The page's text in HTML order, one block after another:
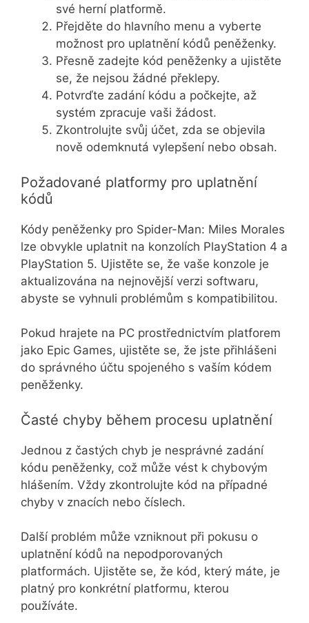
své herní platformě.
Přejděte do hlavního menu a vyberte
možnost pro uplatnění kódů peněženky.
Přesně zadejte kód peněženky a ujistěte
se, že nejsou žádné překlepy.
Potvrďte zadání kódu a počkejte, až
systém zpracuje vaši žádost.
Zkontrolujte svůj účet, zda se objevila
nově odemknutá vylepšení nebo obsah.
Požadované platformy pro uplatnění
kódů
Kódy peněženky pro Spider-Man: Miles Morales
lze obvykle uplatnit na konzolích PlayStation 4 a
PlayStation 5. Ujistěte se, že vaše konzole je
aktualizována na nejnovější verzi softwaru,
abyste se vyhnuli problémům s kompatibilitou.
Pokud hrajete na PC prostřednictvím platforem
jako Epic Games, ujistěte se, že jste přihlášeni
do správného účtu spojeného s vaším kódem
peněženky.
Časté chyby během procesu uplatnění
Jednou z častých chyb je nesprávné zadání
kódu peněženky, což může vést k chybovým
hlášením. Vždy zkontrolujte kód na případné
chyby v znacích nebo číslech.
Další problém může vzniknout při pokusu o
uplatnění kódů na nepodporovaných
platformách. Ujistěte se, že kód, který máte, je
platný pro konkrétní platformu, kterou
používáte.